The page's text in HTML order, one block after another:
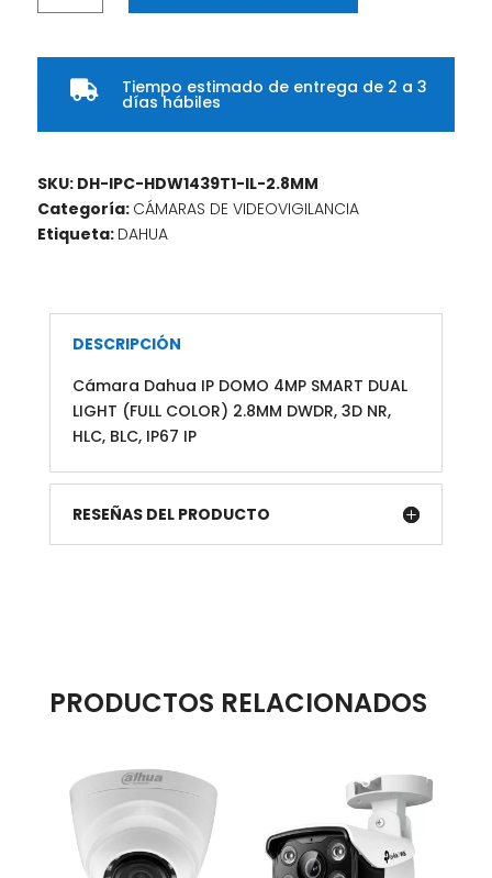
IP
4MP
Smart
Light
2.8mm
|
NR,
 Tiempo estimado de entrega de 2 a 3
días hábiles
SKU: DH-IPC-HDW1439T1-IL-2.8MM
Categoría: CÁMARAS DE VIDEOVIGILANCIA
Etiqueta: DAHUA
DESCRIPCIÓN
Cámara Dahua IP DOMO 4MP SMART DUAL
LIGHT (FULL COLOR) 2.8MM DWDR, 3D NR,
HLC, BLC, IP67 IP
RESEÑAS DEL PRODUCTO
PRODUCTOS RELACIONADOS